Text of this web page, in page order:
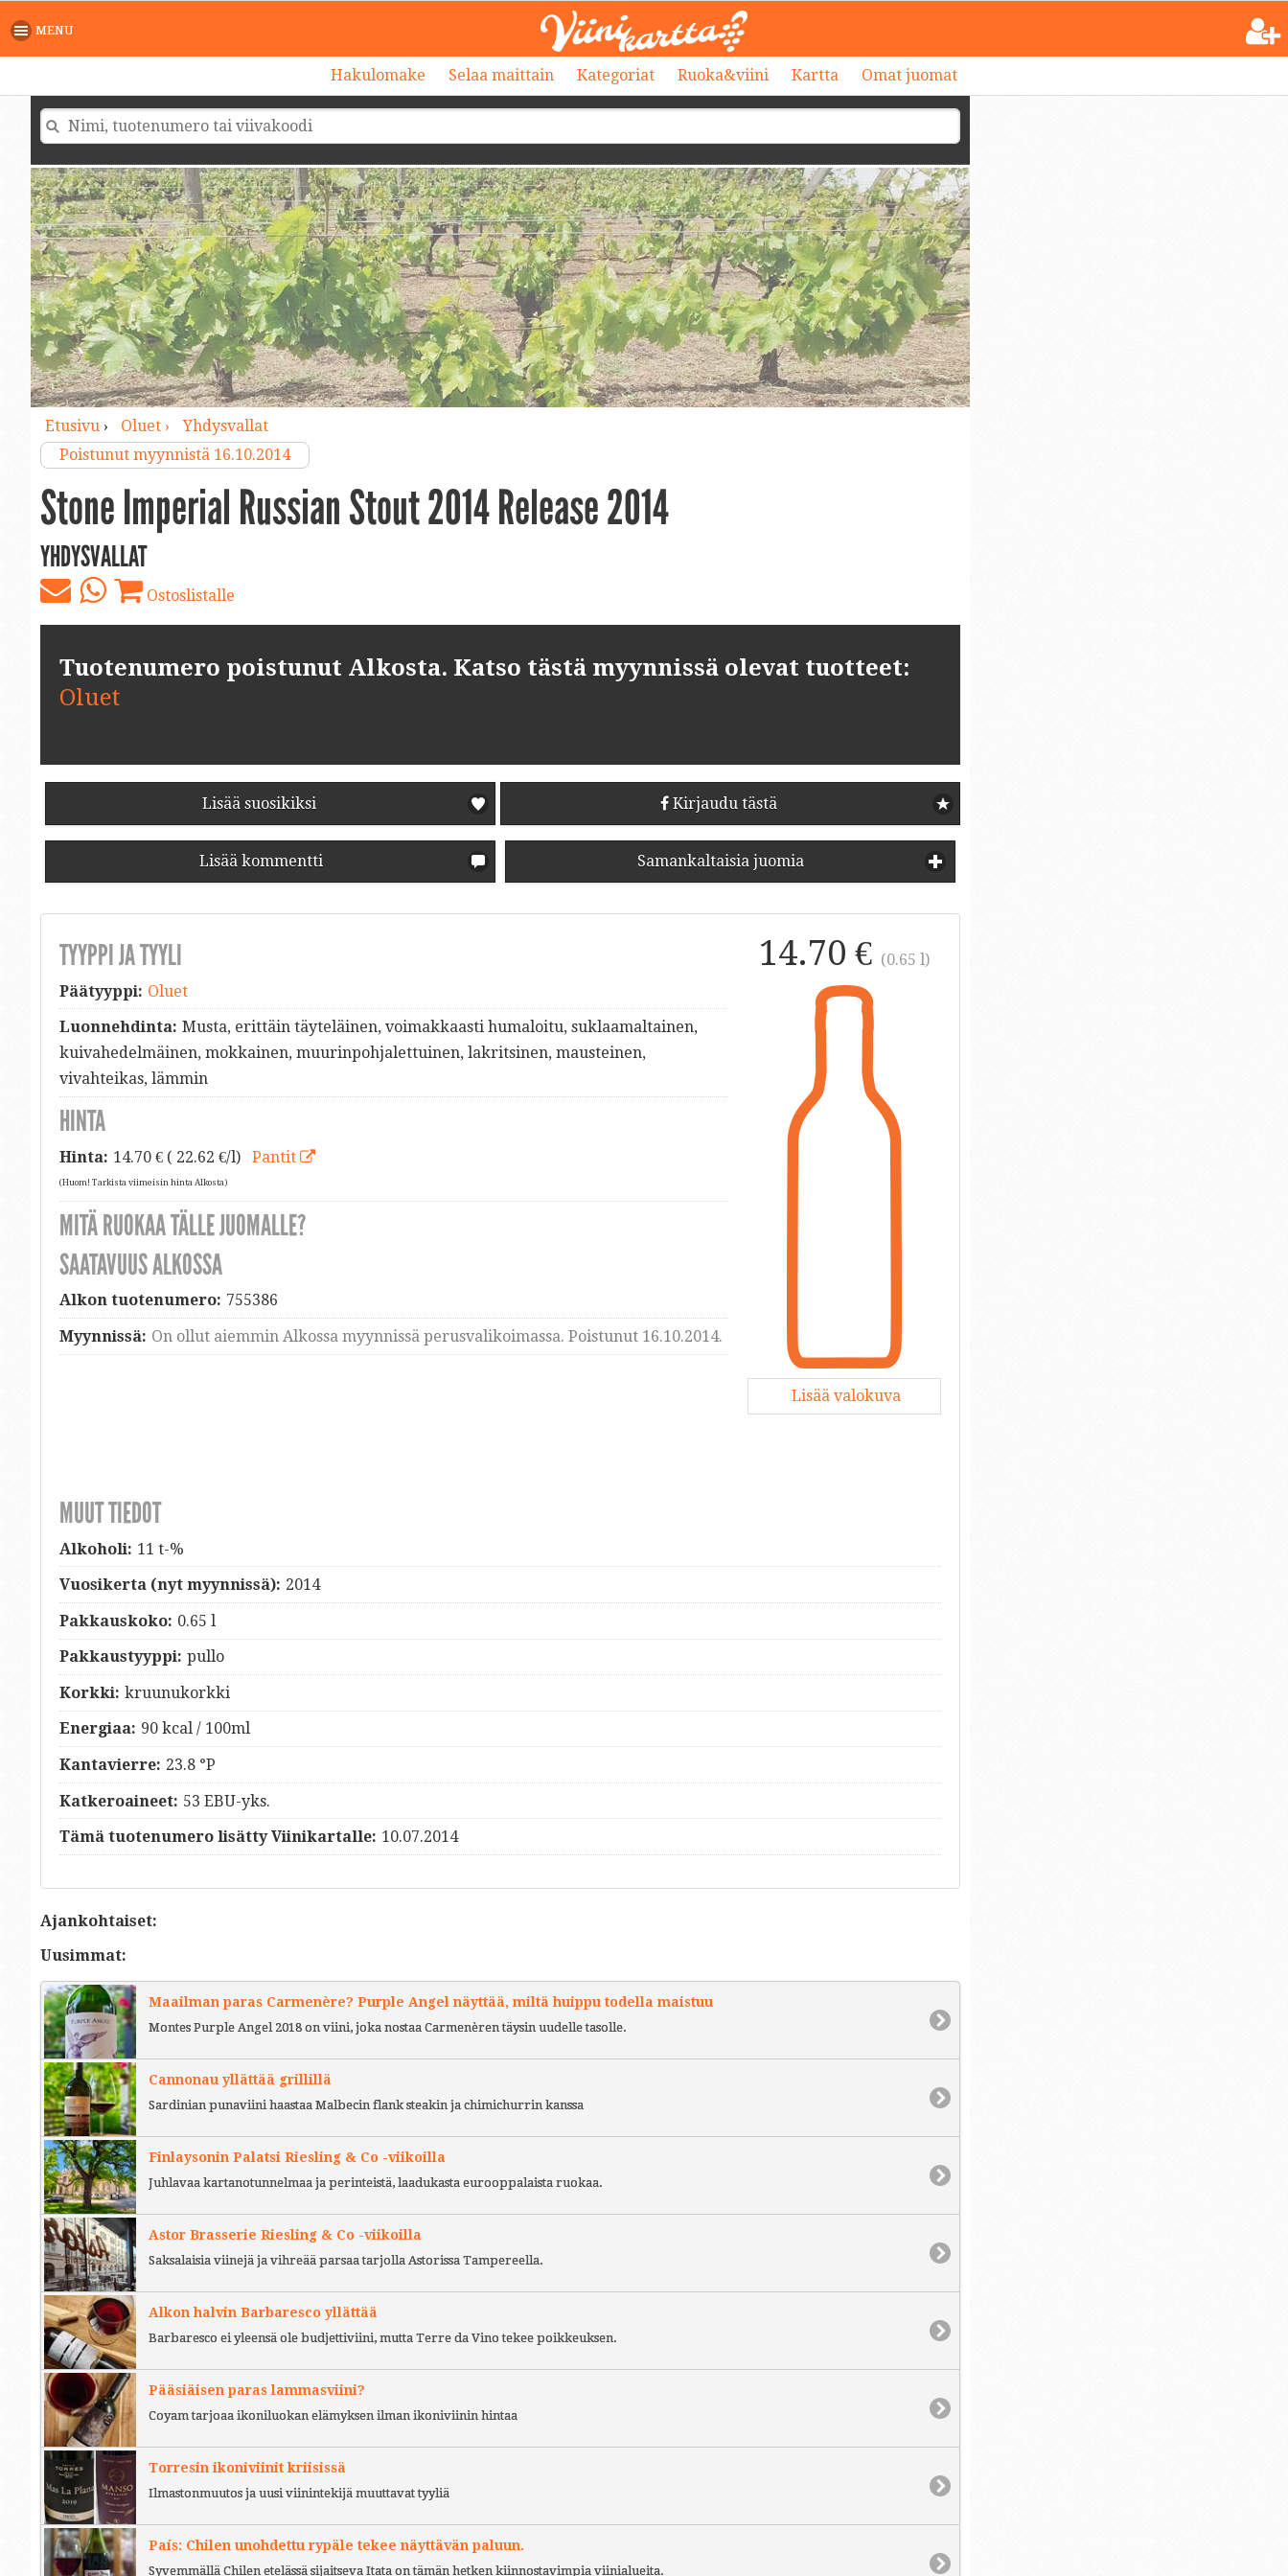
MENU
Hakulomake Selaa maittain Kategoriat Ruoka&viini Kartta Omat juomat
Etusivu› Oluet ›
Yhdysvallat
Poistunut myynnistä 16.10.2014
Stone Imperial Russian Stout 2014 Release 2014
YHDYSVALLAT
Ostoslistalle
Tuotenumero poistunut Alkosta. Katso tästä myynnissä olevat tuotteet:
Oluet
Lisää suosikiksi Kirjaudu tästä
Lisää kommentti Samankaltaisia juomia
14.70 € (0.65 l)
Lisää valokuva
TYYPPI JA TYYLI
Päätyyppi: Oluet
Luonnehdinta: Musta, erittäin täyteläinen, voimakkaasti humaloitu, suklaamaltainen,
kuivahedelmäinen, mokkainen, muurinpohjalettuinen, lakritsinen, mausteinen,
vivahteikas, lämmin
HINTA
Hinta: 14.70€ ( 22.62 €/l) Pantit
(Huom! Tarkista viimeisin hinta Alkosta)
MITÄ RUOKAA TÄLLE JUOMALLE?
SAATAVUUS ALKOSSA
Alkon tuotenumero: 755386
Myynnissä: On ollut aiemmin Alkossa myynnissä perusvalikoimassa. Poistunut 16.10.2014.
MUUT TIEDOT
Alkoholi: 11 t-%
Vuosikerta (nyt myynnissä): 2014
Pakkauskoko: 0.65 l
Pakkaustyyppi: pullo
Korkki: kruunukorkki
Energiaa: 90 kcal / 100ml
Kantavierre: 23.8 °P
Katkeroaineet: 53 EBU-yks.
Tämä tuotenumero lisätty Viinikartalle: 10.07.2014
Ajankohtaiset:
Uusimmat:
Maailman paras Carmenère? Purple Angel näyttää, miltä huippu todella maistuu
Montes Purple Angel 2018 on viini, joka nostaa Carmenèren täysin uudelle tasolle.
Cannonau yllättää grillillä
Sardinian punaviini haastaa Malbecin flank steakin ja chimichurrin kanssa
Finlaysonin Palatsi Riesling & Co -viikoilla
Juhlavaa kartanotunnelmaa ja perinteistä, laadukasta eurooppalaista ruokaa.
Astor Brasserie Riesling & Co -viikoilla
Saksalaisia viinejä ja vihreää parsaa tarjolla Astorissa Tampereella.
Alkon halvin Barbaresco yllättää
Barbaresco ei yleensä ole budjettiviini, mutta Terre da Vino tekee poikkeuksen.
Pääsiäisen paras lammasviini?
Coyam tarjoaa ikoniluokan elämyksen ilman ikoniviinin hintaa
Torresin ikoniviinit kriisissä
Ilmastonmuutos ja uusi viinintekijä muuttavat tyyliä
País: Chilen unohdettu rypäle tekee näyttävän paluun.
Syvemmällä Chilen etelässä sijaitseva Itata on tämän hetken kiinnostavimpia viinialueita.